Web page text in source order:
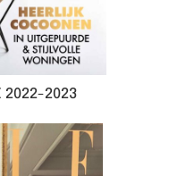
2022-2023